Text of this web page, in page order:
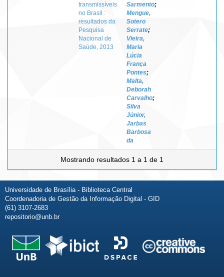
transmissíveis
no Brasil :
resultados da
Pesquisa
Nacional de
Saúde, 2013
Sarmento;
Mengue,
Sotero
Serrate;
Vieira,
Maria
Lúcia
França
Pontes;
Malta,
Deborah
Carvalho;
Silva
Júnior,
Jarbas
Barbosa
da
Mostrando resultados 1 a 1 de 1
Universidade de Brasília - Biblioteca Central
Coordenadoria de Gestão da Informação Digital - GID
(61) 3107-2683
repositorio@unb.br